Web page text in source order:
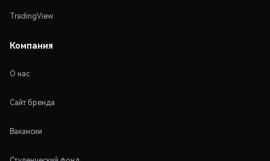
TradingView
Компания
О нас
Сайт бренда
Вакансии